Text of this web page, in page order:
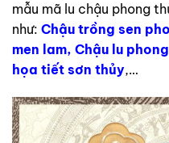
mẫu mã lu chậu phong
như: Chậu trồng sen
men lam, Chậu lu
họa tiết sơn thủy,…